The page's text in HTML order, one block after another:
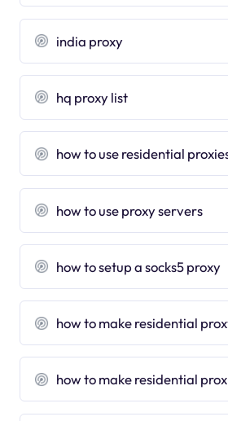
india proxy
hq proxy list
how to use residential
how to use proxy servers
how to setup a socks5 proxy
how to make residential
how to make residential